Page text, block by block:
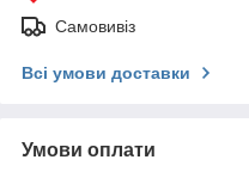
Самовивіз
Всі умови доставки
Умови оплати